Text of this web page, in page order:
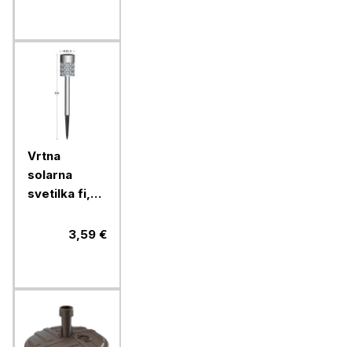
Vrtna
solarna
svetilka fi,
cm/1xLED,3,59 €